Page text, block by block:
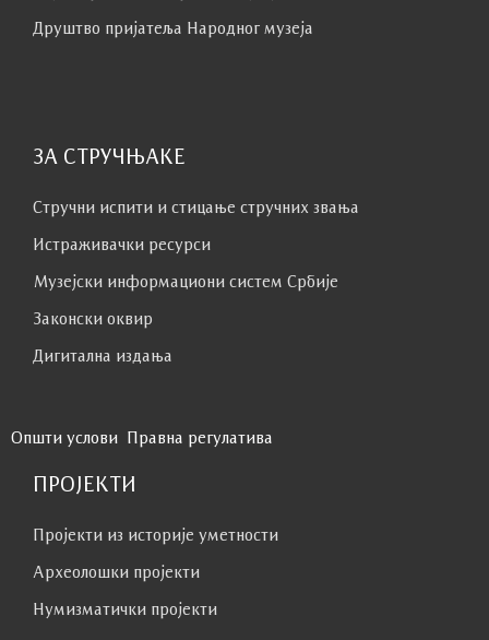
Друштво пријатеља Народног музеја
ЗА СТРУЧЊАКЕ
Стручни испити и стицање стручних звања
Истраживачки ресурси
Музејски информациони систем Србије
Законски оквир
Дигитална издања
Општи услови Правна регулатива
ПРОЈЕКТИ
Пројекти из историје уметности
Археолошки пројекти
Нумизматички пројекти